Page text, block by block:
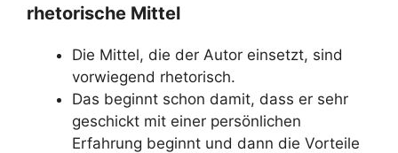
rhetorische Mittel
Die Mittel, die der Autor einsetzt, sind
vorwiegend rhetorisch.
Das beginnt schon damit, dass er sehr
geschickt mit einer persönlichen
Erfahrung beginnt und dann die Vorteile